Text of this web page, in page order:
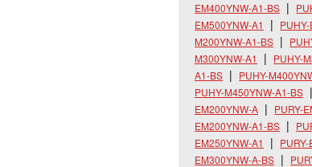
EM400YNW-A1-BS
EM500YNW-A1
M200YNW-A1-BS
M300YNW-A1
PUHY-
A1-BS
PUHY-
PUHY-M450YNW-A1-BS
EM200YNW-A
PURY-
EM200YNW-A1-BS
EM250YNW-A1
EM300YNW-A-BS